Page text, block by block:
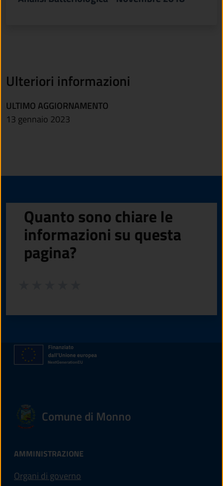
Ulteriori informazioni
ULTIMO AGGIORNAMENTO
13 gennaio 2023
Quanto sono chiare le
informazioni su questa
pagina?
Comune di Monno
AMMINISTRAZIONE
Organi di governo